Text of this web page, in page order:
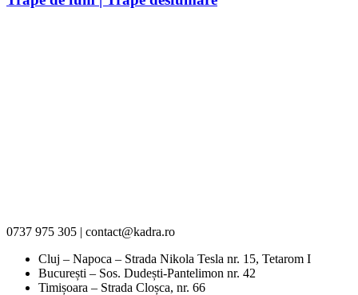
0737 975 305 | contact@kadra.ro
Cluj – Napoca – Strada Nikola Tesla nr. 15, Tetarom I
București – Sos. Dudești-Pantelimon nr. 42
Timișoara – Strada Cloșca, nr. 66